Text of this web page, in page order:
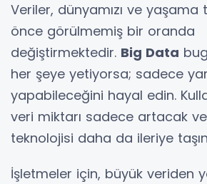
Veriler, dünyamızı ve yaşama
önce görülmemiş bir oranda
değiştirmektedir. Big Data
her şeye yetiyorsa; sadece
yapabileceğini hayal edin.
veri miktarı sadece artacak
teknolojisi daha da ileriye
İşletmeler için, büyük veriden